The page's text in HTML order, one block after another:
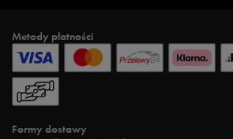
Metody płatności
Formy dostawy